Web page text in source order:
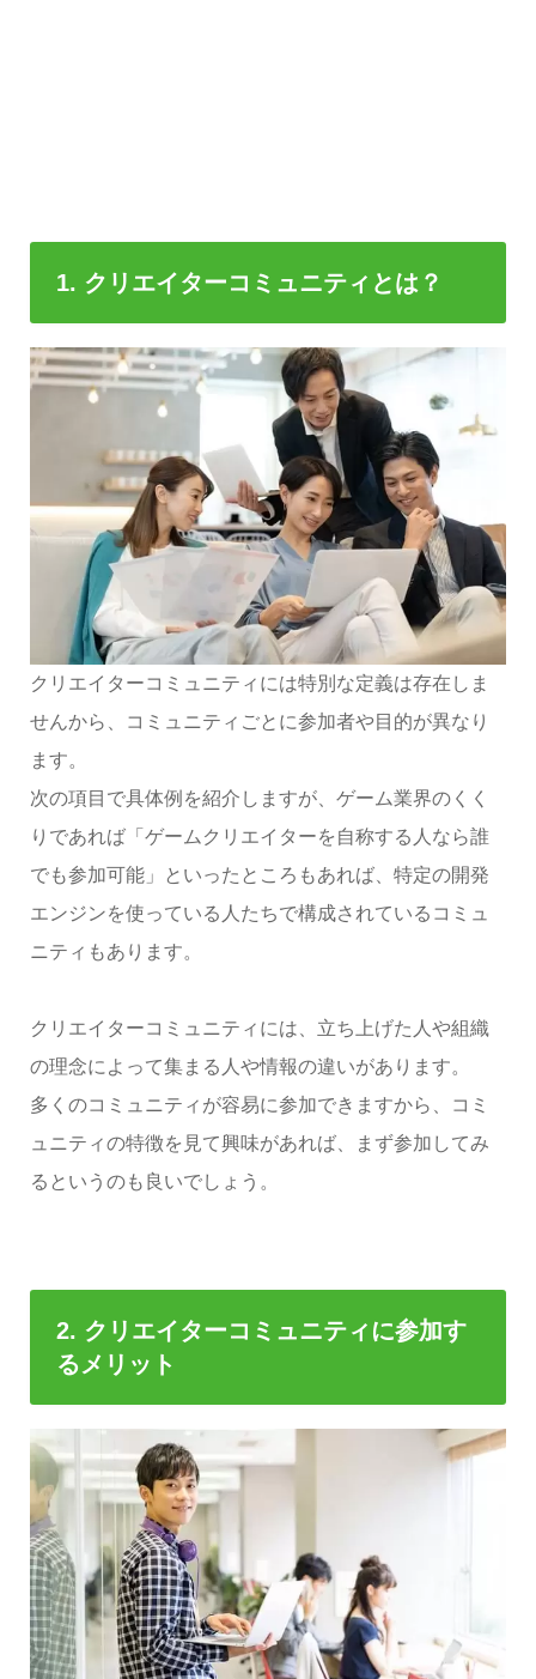
1. クリエイターコミュニティとは？
クリエイターコミュニティには特別な定義は存在しま
せんから、コミュニティごとに参加者や目的が異なり
ます。
次の項目で具体例を紹介しますが、ゲーム業界のくく
りであれば「ゲームクリエイターを自称する人なら誰
でも参加可能」といったところもあれば、特定の開発
エンジンを使っている人たちで構成されているコミュ
ニティもあります。
クリエイターコミュニティには、立ち上げた人や組織
の理念によって集まる人や情報の違いがあります。
多くのコミュニティが容易に参加できますから、コミ
ュニティの特徴を見て興味があれば、まず参加してみ
るというのも良いでしょう。
2. クリエイターコミュニティに参加す
るメリット